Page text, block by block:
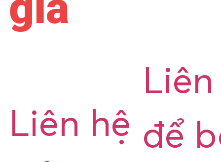
Liên hệ để